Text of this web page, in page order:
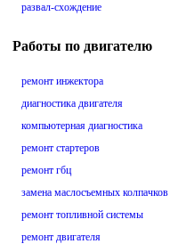
развал-схождение
Работы по двигателю
ремонт инжектора
диагностика двигателя
компьютерная диагностика
ремонт стартеров
ремонт гбц
замена маслосъемных колпачков
ремонт топливной системы
ремонт двигателя